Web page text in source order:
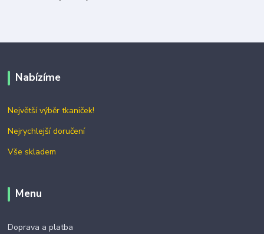
Nabízíme
Největší výběr tkaniček!
Nejrychlejší doručení
Vše skladem
Menu
Doprava a platba